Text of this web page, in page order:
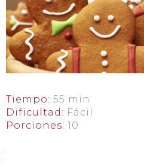
Tiempo: 55 min
Dificultad: Fácil
Porciones: 10